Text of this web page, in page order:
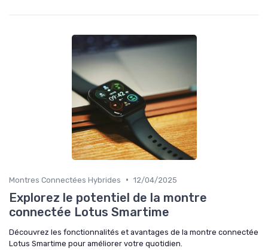
Montres Connectées Hybrides • 12/04/2025
Explorez le potentiel de la montre
connectée Lotus Smartime
Découvrez les fonctionnalités et avantages de la montre connectée
Lotus Smartime pour améliorer votre quotidien.